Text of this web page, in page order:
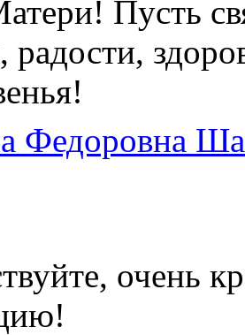
Пусть
радости,
Федоровна
очень